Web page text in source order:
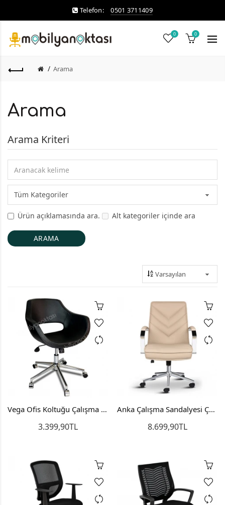
Telefon: 0501 3711409
0 0
Arama
Arama
Arama Kriteri
Ürün açıklamasında ara. Alt kategoriler içinde ara
Vega Ofis Koltuğu Çalışma Koltuğu Personel Koltuğu Bilgisayar Koltuğu
3.399,90TL
Anka Çalışma Sandalyesi Çalışma Koltuğu Bilgisayar Sandalyesi
8.699,90TL